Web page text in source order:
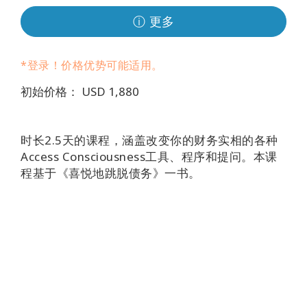
Regions
程
师
Shop
ⓘ 更多
*登录！价格优势可能适用。
初始价格： USD 1,880
时长2.5天的课程，涵盖改变你的财务实相的各种
Access Consciousness工具、程序和提问。本课
程基于《喜悦地跳脱债务》一书。